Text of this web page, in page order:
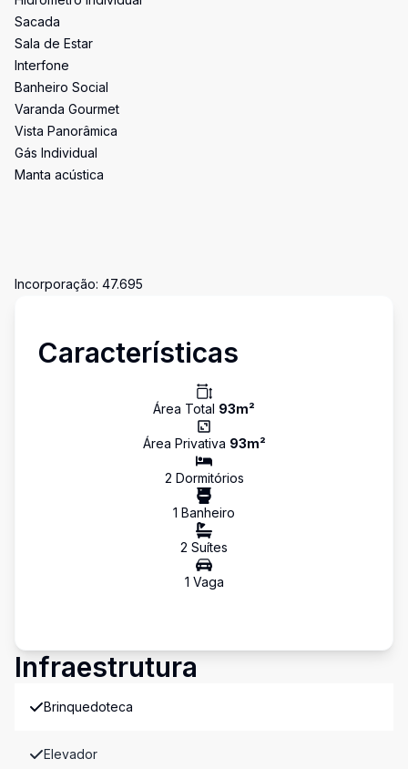
Sacada
Sala de Estar
Interfone
Banheiro Social
Varanda Gourmet
Vista Panorâmica
Gás Individual
Manta acústica
Incorporação: 47.695
Características
Área Total 93m²
Área Privativa 93m²
2 Dormitórios
1 Banheiro
2 Suítes
1 Vaga
Infraestrutura
Brinquedoteca
Elevador